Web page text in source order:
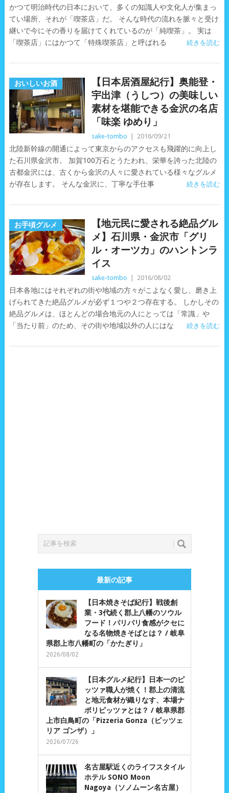
かつて明治時代の日本において、多くの知識人や文化人が集まっ
てい場所、それが「喫茶店」だ。 そんな時代の流れを脈々と受け
継いで今にその香りを届けてくれているのが「純喫茶」。 実は
「喫茶店」にはかつて「特殊喫茶店」と呼ばれる
続きを読む
おいしいお酒
【日本居酒屋紀行】奥能登・
宇出津（うしつ）の美味しい
素材を堪能できる金沢の名店
「味楽 ゆめり」
sake-tombo 2016/09/21
北陸新幹線の開通によって東京からのアクセスも飛躍的に向上し
た石川県金沢市。 加賀100万石とうたわれ、栄華を誇った北陸の
古都金沢には、古くから金沢の人々に愛されている様々なグルメ
が存在します。 そんな金沢に、丁寧な手仕事
続きを読む
お手頃グルメ
【地元民に愛される絶品グル
メ】石川県・金沢市「グリ
ル・オーツカ」のハントンラ
イス
sake-tombo 2016/08/02
日本各地にはそれぞれの街や地域の方々がこよなく愛し、磨き上
げられてきた絶品グルメが必ず１つや２つ存在する。 しかしその
絶品グルメは、ほとんどの場合地元の人にとっては「常識」や
「当たり前」のため、その街や地域以外の人にはな
続きを読む
最新の記事
【日本焼きそば紀行】戦後創
業・3代続く郡上八幡のソウル
フード！パリパリ食感がクセに
なる名物焼きそばとは？ / 岐阜
県郡上市八幡町の「かたぎり」
2026/08/02
【日本グルメ紀行】日本一のピ
ッツァ職人が焼く！郡上の清流
と地元食材が織りなす、本場ナ
ポリピッツァとは？ / 岐阜県郡
上市白鳥町の「Pizzeria Gonza（ピッツェ
リア ゴンザ）」
2026/07/26
名古屋駅近くのライフスタイル
ホテル SONO Moon
Nagoya（ソノムーン名古屋）